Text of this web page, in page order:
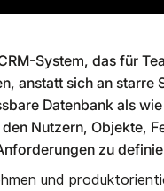
System, das für
anstatt sich an starre
Datenbank als
Nutzern, Objekte,
zu
und